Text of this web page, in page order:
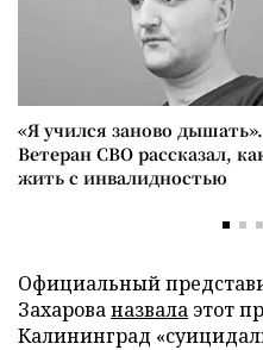
«Я учился заново дышать».
Ветеран СВО рассказал,
жить с инвалидностью
Официальный
Захарованазвала этот
Калининград